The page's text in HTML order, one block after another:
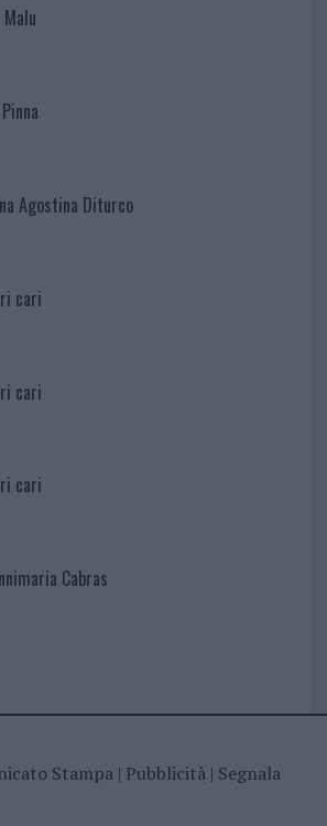
Agostina Diturco
cari
cari
cari
Cabras
Stampa| Pubblicità| Segnala